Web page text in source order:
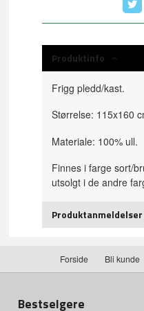
Produktinfo
Frigg pledd/kast.
Størrelse: 115x160
Materiale: 100% ull.
Finnes i farge sort/
utsolgt i de andre
Produktanmeldelser
Forside Bli kunde
Bestselgere